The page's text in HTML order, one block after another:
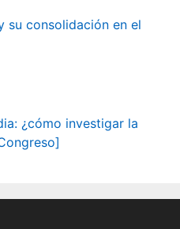
su consolidación en el
¿cómo investigar la